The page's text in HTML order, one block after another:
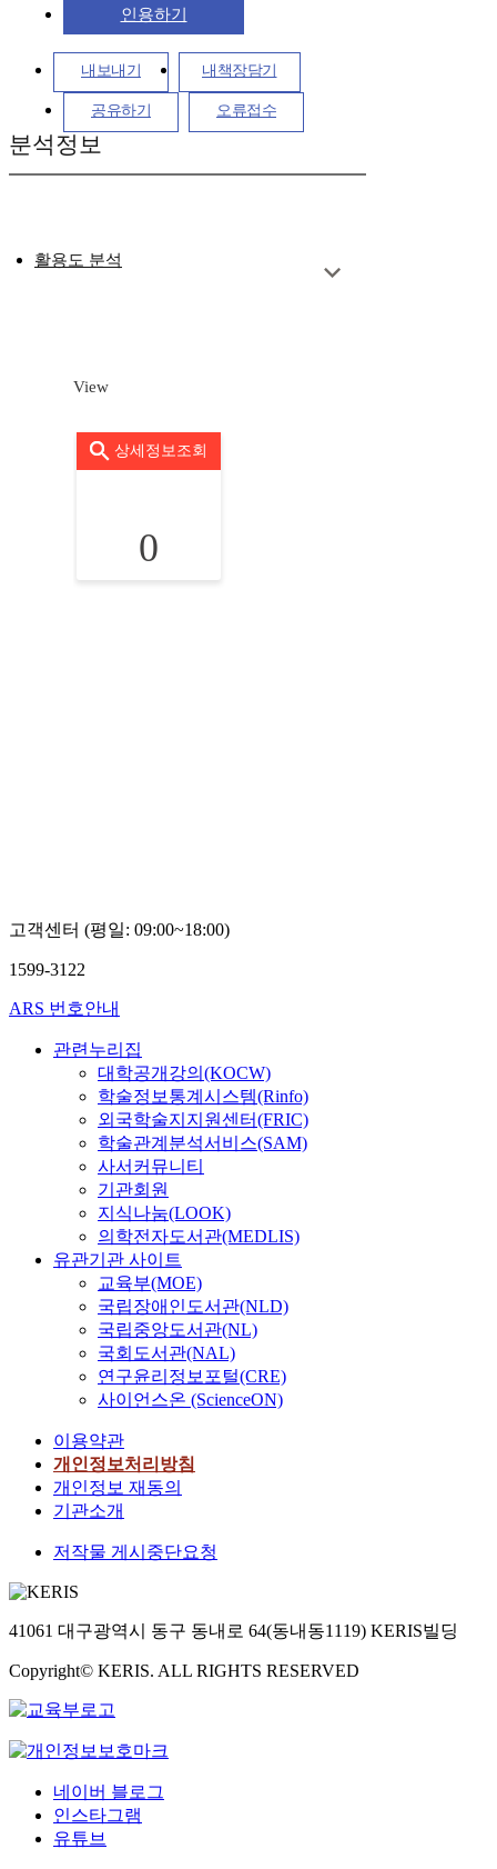
인용하기
내보내기 내책장담기
공유하기 오류접수
분석정보
활용도 분석
View
상세정보조회
0
고객센터 (평일: 09:00~18:00)
1599-3122
ARS 번호안내
관련누리집
대학공개강의(KOCW)
학술정보통계시스템(Rinfo)
외국학술지지원센터(FRIC)
학술관계분석서비스(SAM)
사서커뮤니티
기관회원
지식나눔(LOOK)
의학전자도서관(MEDLIS)
유관기관 사이트
교육부(MOE)
국립장애인도서관(NLD)
국립중앙도서관(NL)
국회도서관(NAL)
연구윤리정보포털(CRE)
사이언스온 (ScienceON)
이용약관
개인정보처리방침
개인정보 재동의
기관소개
저작물 게시중단요청
41061 대구광역시 동구 동내로 64(동내동1119) KERIS빌딩
Copyright© KERIS. ALL RIGHTS RESERVED
네이버 블로그
인스타그램
유튜브